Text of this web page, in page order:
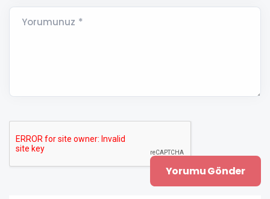
Yorumunuz *